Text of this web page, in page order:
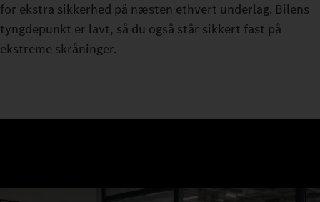
for ekstra sikkerhed på næsten ethvert underlag. Bilens
tyngdepunkt er lavt, så du også står sikkert fast på
ekstreme skråninger.